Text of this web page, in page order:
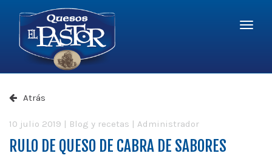
Pastor
Menú
Atrás
10 julio 2019 | Blog y recetas | Administrador
RULO DE QUESO DE CABRA DE SABORES